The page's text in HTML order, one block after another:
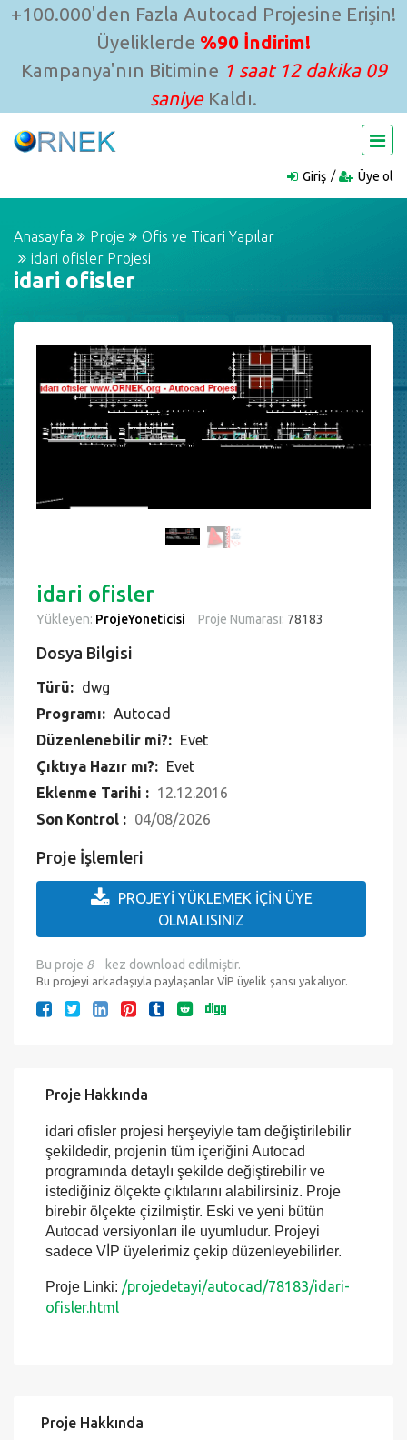
+100.000'den Fazla Autocad Projesine Erişin!
Üyeliklerde %90 İndirim!
Kampanya'nın Bitimine 1 saat 12 dakika 09
saniyeKaldı.
Giriş Üye ol
Anasayfa Proje
Ofis ve Ticari Yapılar
idari ofisler Projesi
idari ofisler
idari ofisler
Dosya Bilgisi
Türü: dwg
Programı: Autocad
Düzenlenebilir mi?: Evet
Çıktıya Hazır mı?: Evet
Son Kontrol :
Proje İşlemleri
OLMALISINIZ
Bu proje 8 kez download edilmiştir.
Proje Hakkında
idari ofisler projesi herşeyiyle tam değiştirilebilir
şekildedir, projenin tüm içeriğini Autocad
programında detaylı şekilde değiştirebilir ve
istediğiniz ölçekte çıktılarını alabilirsiniz. Proje
birebir ölçekte çizilmiştir. Eski ve yeni bütün
Autocad versiyonları ile uyumludur. Projeyi
sadece VİP üyelerimiz çekip düzenleyebilirler.